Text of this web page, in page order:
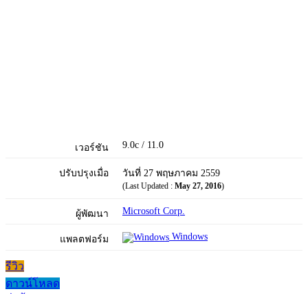
เวอร์ชัน 9.0c / 11.0
ปรับปรุงเมื่อ วันที่ 27 พฤษภาคม 2559
(Last Updated : May 27, 2016)
ผู้พัฒนา Microsoft Corp.
แพลตฟอร์ม Windows
รีวิว
ดาวน์โหลด